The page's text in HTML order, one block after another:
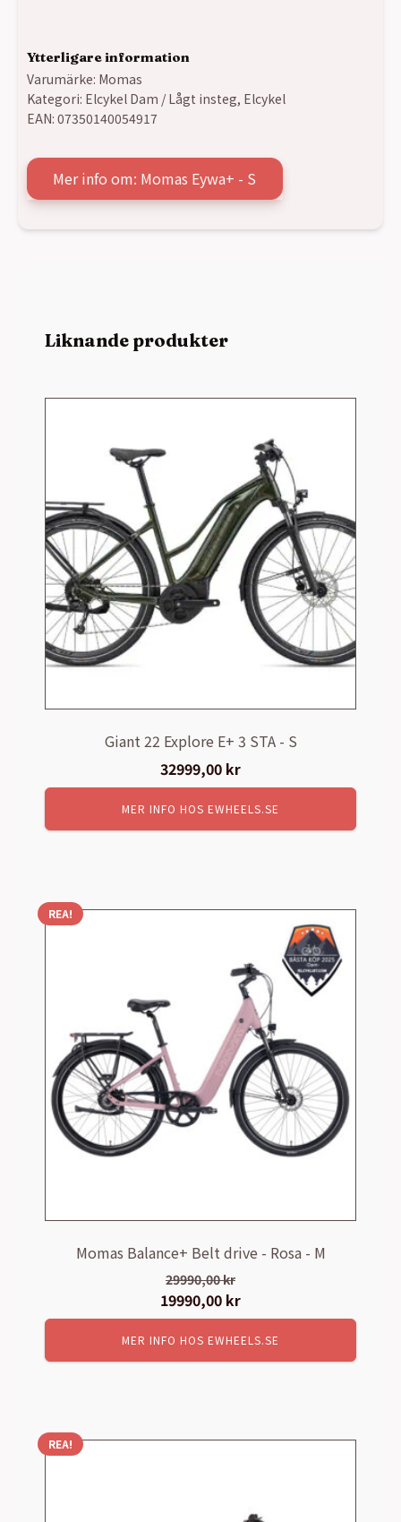
Ytterligare information
Varumärke: Momas
Kategori: Elcykel Dam / Lågt insteg, Elcykel
EAN: 07350140054917
Mer info om: Momas Eywa+ - S
Liknande produkter
Giant 22 Explore E+ 3 STA - S
32999,00 kr
MER INFO HOS EWHEELS.SE
REA!
Momas Balance+ Belt drive - Rosa - M
29990,00kr
Det
ursprungliga
priset
var:
19990,00 kr
nuvarande
priset
är:
MER INFO HOS EWHEELS.SE
REA!